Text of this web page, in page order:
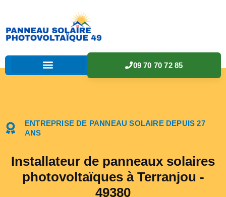
09 70 70 72 85
ENTREPRISE DE PANNEAU SOLAIRE DEPUIS 27
ANS
Installateur de panneaux solaires
photovoltaïques à Terranjou -
49380